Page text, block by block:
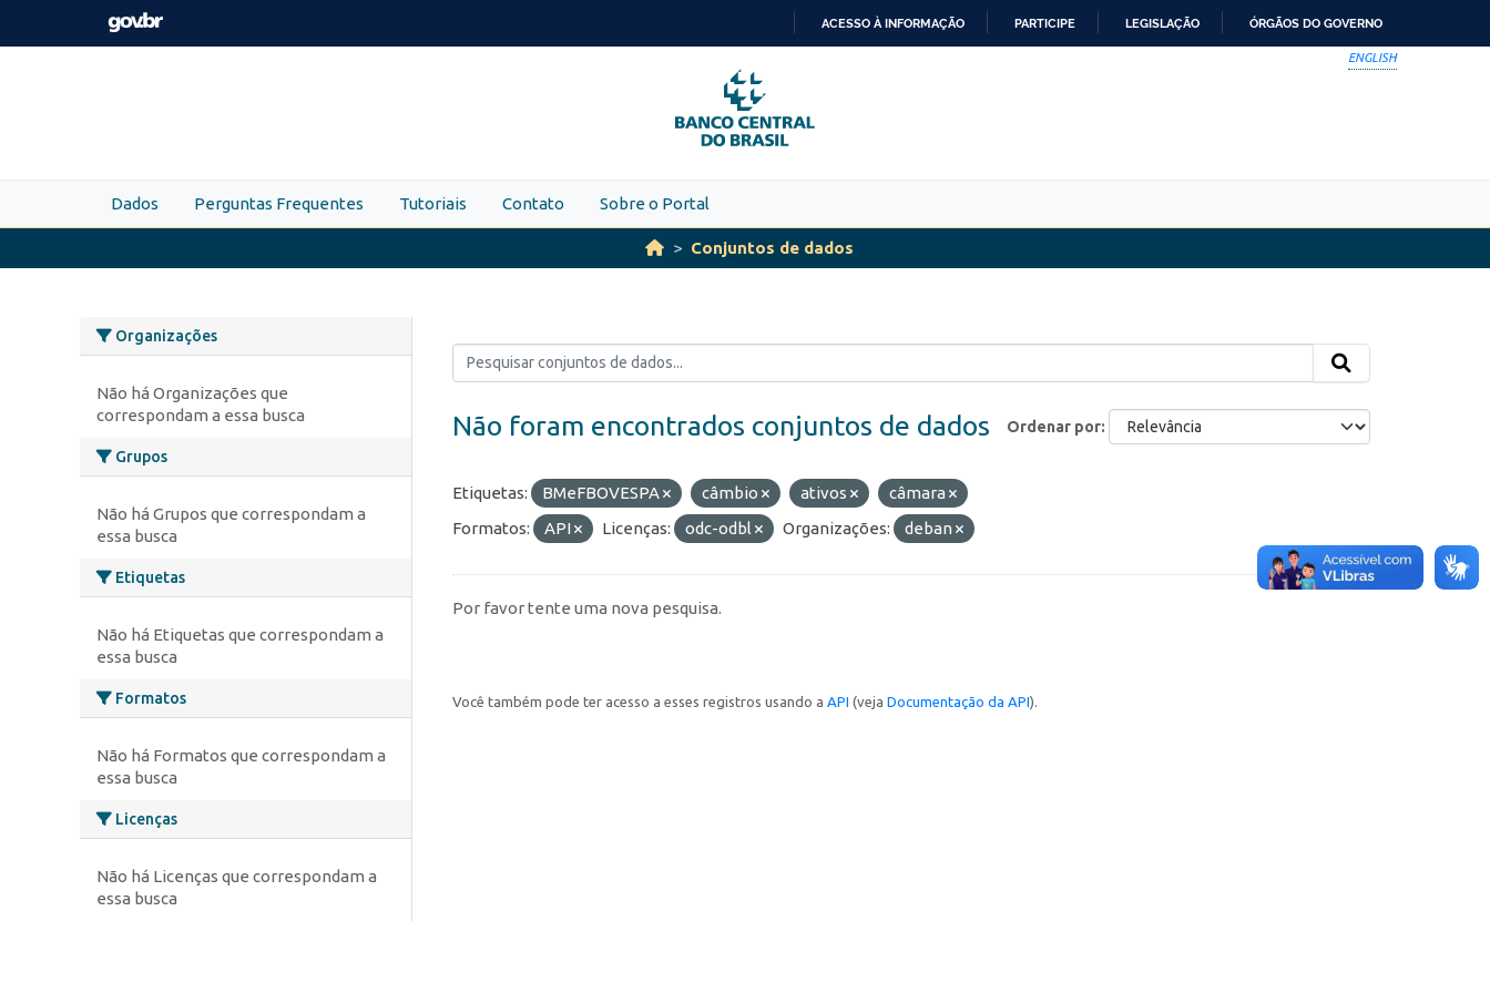
Skip to main content
PARA
O
CONTEÚDO
ACESSO À INFORMAÇÃO PARTICIPE LEGISLAÇÃO ÓRGÃOS DO GOVERNO
ENGLISH
Dados Perguntas Frequentes Tutoriais Contato Sobre o Portal
Conjuntos de dados
Organizações
Não há Organizações que
correspondam a essa busca
Grupos
Não há Grupos que correspondam a
essa busca
Etiquetas
Não há Etiquetas que correspondam a
essa busca
Formatos
Não há Formatos que correspondam a
essa busca
Licenças
Não há Licenças que correspondam a
essa busca
Ordenar por
Não foram encontrados conjuntos de dados
Etiquetas: BMeFBOVESPA câmbio ativos
câmara
Formatos:
API Licenças: odc-odbl Organizações: deban
Por favor tente uma nova pesquisa.
Você também pode ter acesso a esses registros usando a API (veja Documentação da API).